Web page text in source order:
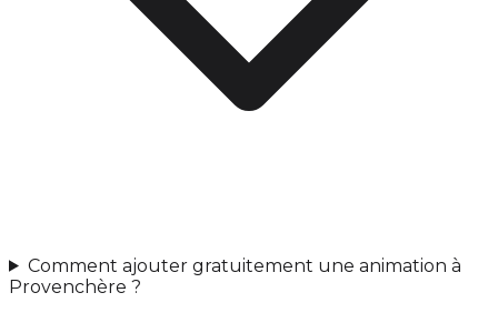
Comment ajouter gratuitement une animation à
Provenchère ?